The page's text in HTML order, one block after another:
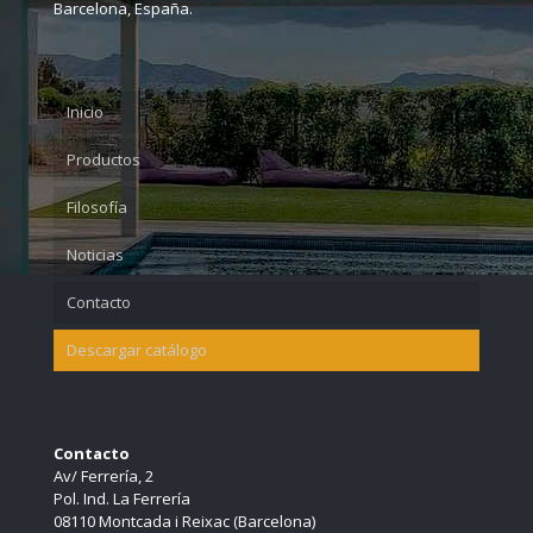
Mosquitera plisada XL
Mosquitera flexa
Mosquitera Practicable
Rollos tela mosquitera
Accesorios mosquitera
Phalsol
Grad panel 80
Grad panel 120
Barcelona, España.
Inicio
Productos
Filosofía
Noticias
Contacto
Descargar catálogo
Contacto
Av/ Ferrería, 2
Pol. Ind. La Ferrería
08110 Montcada i Reixac (Barcelona)